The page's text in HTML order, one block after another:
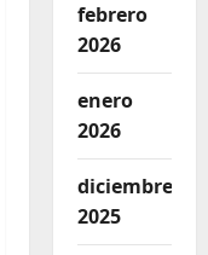
febrero
2026
enero
2026
diciembre
2025